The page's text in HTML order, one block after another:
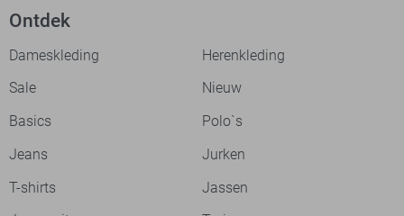
Ontdek
Dameskleding
Herenkleding
Sale
Nieuw
Basics
Polo`s
Jeans
Jurken
T-shirts
Jassen